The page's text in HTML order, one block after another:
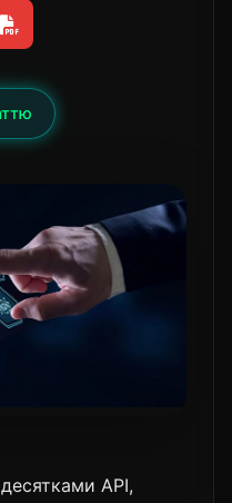
API,